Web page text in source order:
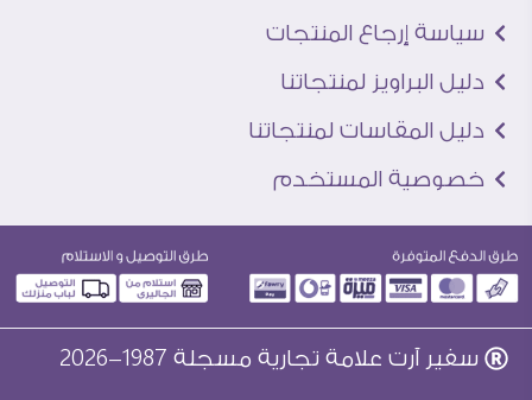
سياسة إرجاع المنتجات
دليل البراويز لمنتجاتنا
دليل المقاسات لمنتجاتنا
خصوصية المستخدم
سفير آرت علامة تجارية مسجلة 1987-2026